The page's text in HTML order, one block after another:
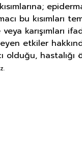
bu kısımları
karışımları
etkiler